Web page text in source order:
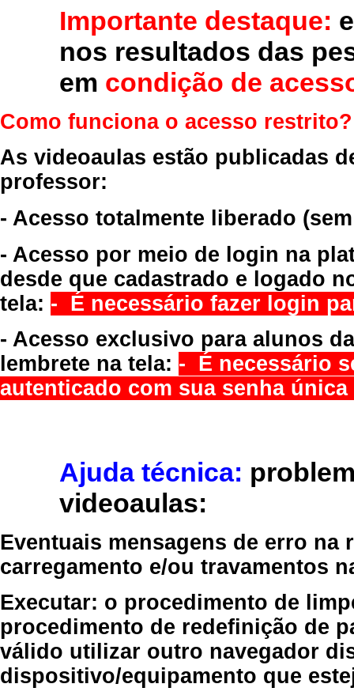
Importante destaque:
nos resultados das
em condição de
Como funciona o acesso restrito?
As videoaulas estão publicadas
professor:
- Acesso totalmente liberado
- Acesso por meio de login na
desde que cadastrado e logado
tela: - É necessário fazer login
- Acesso exclusivo para alunos
lembrete na tela: - É necessário
autenticado com sua senha
Ajuda técnica:
videoaulas:
Eventuais mensagens de erro
carregamento e/ou travamentos
Executar: o procedimento de
procedimento de redefinição de
válido utilizar outro navegador
dispositivo/equipamento que